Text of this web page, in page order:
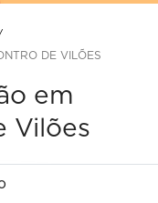
DE VILÕES
em
Vilões